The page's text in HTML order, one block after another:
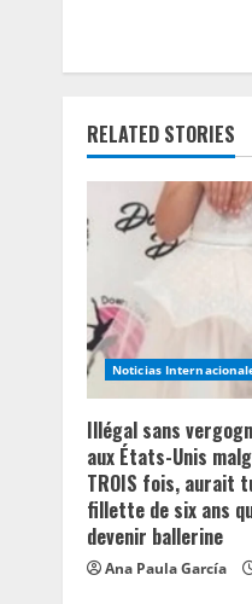
t
i
n
u
R
e
a
d
i
n
RELATED STORIES
Noticias
Illégal sans
aux États-Unis
TROIS fois, aurait
fillette de six ans
devenir ballerine
Ana Paula García